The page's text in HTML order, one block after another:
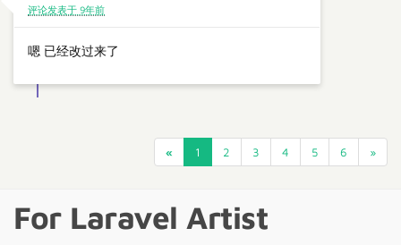
评论发表于 9年前
嗯 已经改过来了
« 1 2 3 4 5 6 »
For Laravel Artist